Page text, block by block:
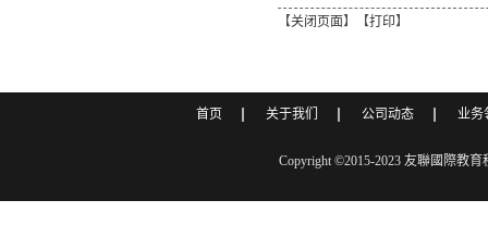
【关闭页面】【打印】
首页 关于我们 公司动态 业务
Copyright ©2015-2023 友聯國際教